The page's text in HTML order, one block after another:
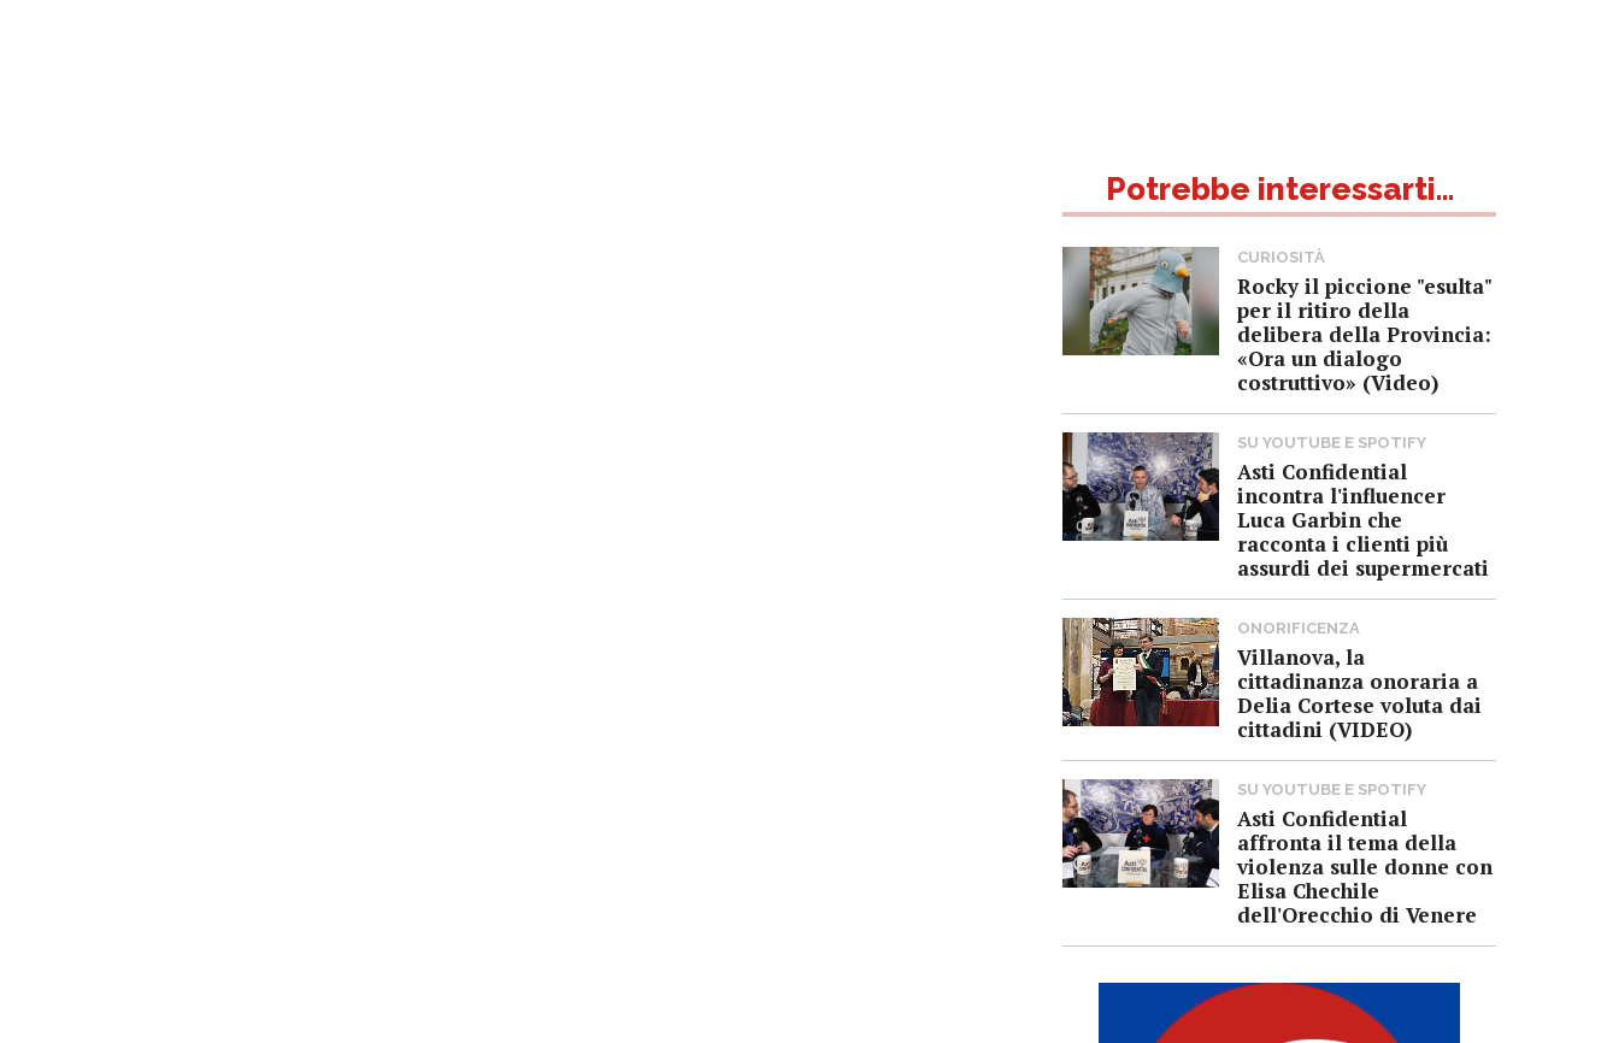
Potrebbe interessarti...
CURIOSITÀ
Rocky il piccione "esulta"
per il ritiro della
delibera della Provincia:
«Ora un dialogo
costruttivo» (Video)
SU YOUTUBE E SPOTIFY
Asti Confidential
incontra l'influencer
Luca Garbin che
racconta i clienti più
assurdi dei supermercati
ONORIFICENZA
Villanova, la
cittadinanza onoraria a
Delia Cortese voluta dai
cittadini (VIDEO)
SU YOUTUBE E SPOTIFY
Asti Confidential
affronta il tema della
violenza sulle donne con
Elisa Chechile
dell'Orecchio di Venere